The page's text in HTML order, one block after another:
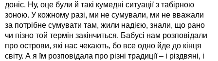
доніс. Ну, оце були й такі кумедні ситуації з табірною
зоною. У кожному разі, ми не сумували, ми не вважали
за потрібне сумувати там, жили надією, знали, що рано
чи пізно той термін закінчиться. Бабусі нам розповідали
про острови, які нас чекають, бо все одно йде до кінця
світу. А я їм розповідала про різні традиції – і різдвяні, і